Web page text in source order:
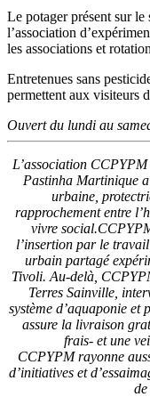
Le potager présent sur
l’association
les associations et
Entretenues sans
permettent aux visiteurs
Ouvert du lundi au
L’association
Pastinha Martinique
urbaine,
rapprochement entre
vivre social.
l’insertion par le
urbain partagé
Tivoli. Au-delà,
Terres Sainville,
système d’aquaponie et
assure la livraison
frais- et une
CCPYPM rayonne
d’initiatives et